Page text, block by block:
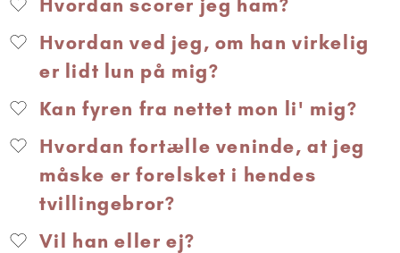
Hvordan scorer jeg ham?
Hvordan ved jeg, om han virkelig
er lidt lun på mig?
Kan fyren fra nettet mon li' mig?
Hvordan fortælle veninde, at jeg
måske er forelsket i hendes
tvillingebror?
Vil han eller ej?